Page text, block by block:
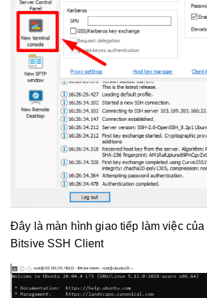
Đây là màn hình giao tiếp làm việc của
Bitsive SSH Client